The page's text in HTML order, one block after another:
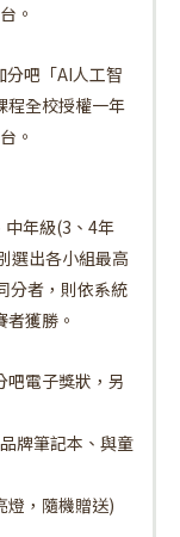
台。
分吧「AI人工智
程全校授權一年
台。
中年級(3 、 4年
選出各小組最高
分者，則依系統
獲勝。
吧電子獎狀，另
牌筆記本、與童
燈，隨機贈送)